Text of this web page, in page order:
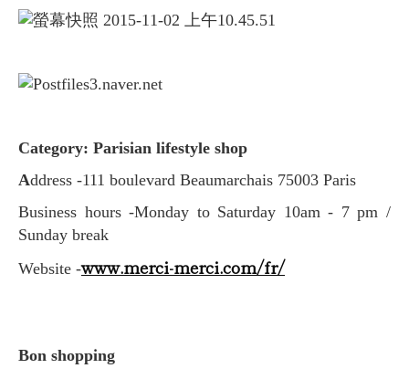
Category: Parisian lifestyle shop
Address -111 boulevard Beaumarchais 75003 Paris
Business hours -Monday to Saturday 10am - 7 pm /
Sunday break
Website -www.merci-merci.com/fr/
Bon shopping